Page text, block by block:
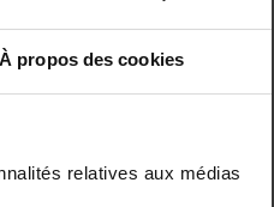
À propos des cookies
relatives aux médias